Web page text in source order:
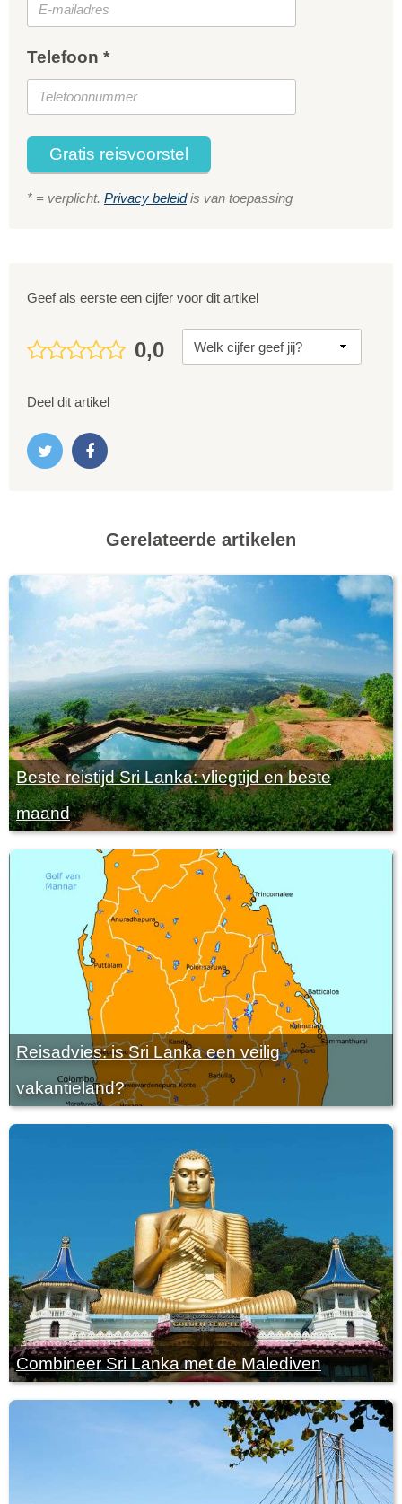
Telefoon *
Gratis reisvoorstel
* = verplicht. Privacy beleidis van toepassing
Geef als eerste een cijfer voor dit artikel
0,0
Deel dit artikel
Gerelateerde artikelen
Beste reistijd Sri Lanka: vliegtijd en beste
maand
Reisadvies: is Sri Lanka een veilig
vakantieland?
Combineer Sri Lanka met de Malediven